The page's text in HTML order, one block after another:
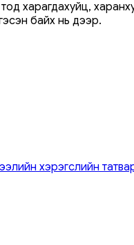
харагдахуйц,
байх нь дээр.
хэрэгслийн